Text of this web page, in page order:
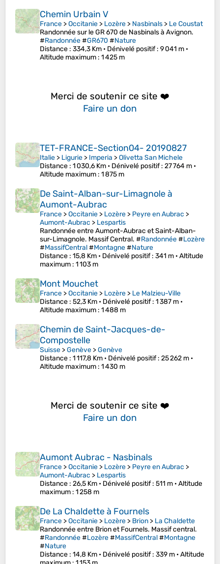
Chemin Urbain V
France >Occitanie > Lozère > Nasbinals > Le Coustat
Randonnée sur le GR 670 de Nasbinals à Avignon.
#Randonnée#GR670 #Nature
Distance : 334,3 Km • Dénivelé positif: 9 041 m •
Altitude maximum : 1 425 m
Merci de soutenir ce site ❤️
Faire un don
TET-FRANCE-Section04- 20190827
Italie > Ligurie > Imperia >Olivetta San Michele
Distance : 1 030,6 Km • Dénivelé positif: 27 764 m •
Altitude maximum : 1 875 m
De Saint-Alban-sur-Limagnole à
Aumont-Aubrac
France >Occitanie > Lozère > Peyre en Aubrac >
Aumont-Aubrac > Lespartis
Randonnée entre Aumont-Aubrac et Saint-Alban-
sur-Limagnole. Massif Central. #Randonnée#Lozère
#MassifCentral#Montagne#Nature
Distance : 15,8 Km • Dénivelé positif: 341 m •Altitude
maximum : 1 103 m
Mont Mouchet
France >Occitanie > Lozère > Le Malzieu-Ville
Distance : 52,3 Km • Dénivelé positif: 1 387 m •
Altitude maximum : 1 488 m
Chemin de Saint-Jacques-de-
Compostelle
Suisse >Genève >Genève
Distance : 1 117,8 Km • Dénivelé positif: 25 262 m •
Altitude maximum : 1 430 m
Merci de soutenir ce site ❤️
Faire un don
Aumont Aubrac - Nasbinals
France >Occitanie > Lozère > Peyre en Aubrac >
Aumont-Aubrac > Lespartis
Distance : 26,5 Km • Dénivelé positif: 511 m •Altitude
maximum : 1 258 m
De La Chaldette à Fournels
France >Occitanie > Lozère > Brion > La Chaldette
Randonnée entre Brion et Fournels. Massif central.
#Randonnée#Lozère#MassifCentral#Montagne
#Nature
Distance : 14,8 Km • Dénivelé positif: 339 m •Altitude